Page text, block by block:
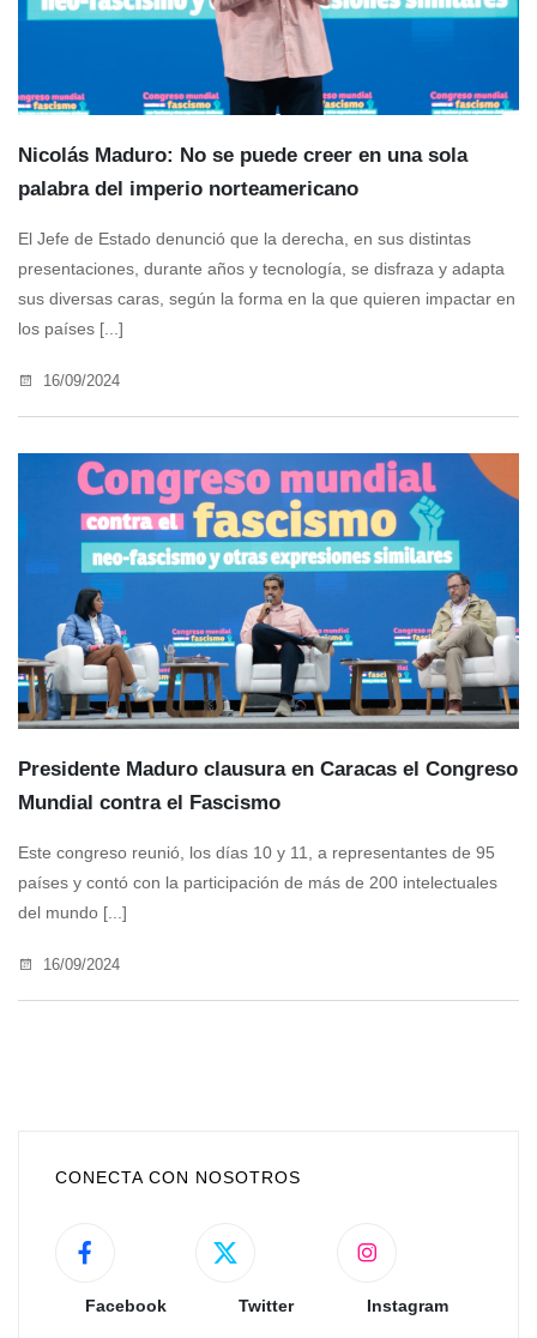
Nicolás Maduro: No se puede creer en una sola
palabra del imperio norteamericano
El Jefe de Estado denunció que la derecha, en sus distintas
presentaciones, durante años y tecnología, se disfraza y adapta
sus diversas caras, según la forma en la que quieren impactar en
los países [...]
16/09/2024
Presidente Maduro clausura en Caracas el Congreso
Mundial contra el Fascismo
Este congreso reunió, los días 10 y 11, a representantes de 95
países y contó con la participación de más de 200 intelectuales
del mundo [...]
16/09/2024
CONECTA CON NOSOTROS
Facebook Twitter Instagram